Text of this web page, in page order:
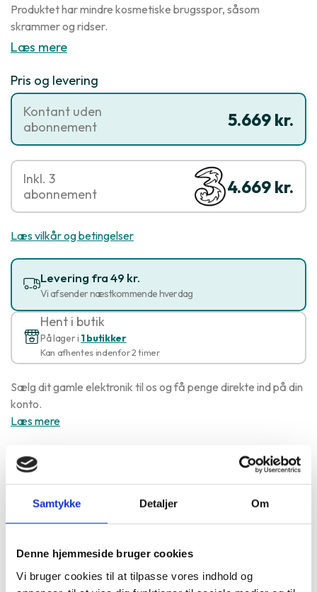
Samtykke Detaljer Om
Denne hjemmeside bruger cookies
Vi bruger cookies til at tilpasse vores indhold og
Produktet har mindre kosmetiske brugsspor, såsom
skrammer og ridser.
Læs mere
Pris og levering
5.669 kr.
Kontant uden
abonnement
4.669 kr.
Inkl. 3
abonnement
Læs vilkår og betingelser
Levering fra 49 kr.
Vi afsender næstkommende hverdag
Hent i butik
På lager i 1 butikker
Kan afhentes indenfor 2 timer
Sælg dit gamle elektronik til os og få penge direkte ind på din
konto.
Læs mere
i7-1165G7
2.8GHz
GB
GB
1 stk, på lager
5.669 kr.